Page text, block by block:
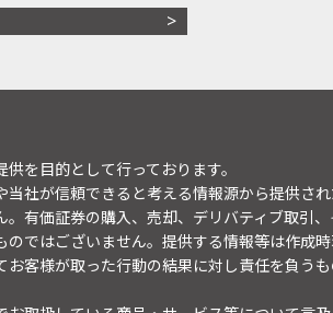
を目的として行っております。
当社が信頼できると考える情報源から提供さ
。有価証券の購入、売却、デリバティブ取引
のではございません。提供する情報等は作成
お客様が取った行動の結果に対し責任を負う